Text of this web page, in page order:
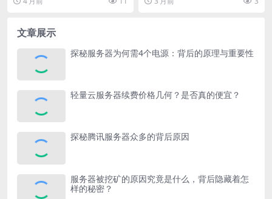
用服务器都是一个常见...
个人对于虚拟主机的需...
文章展示
探秘服务器为何需4个电源：背后的原理与重要性
轻量云服务器续费价格几何？是否真的便宜？
探秘腾讯服务器众多的背后原因
服务器被挖矿的原因究竟是什么，背后隐藏着怎
样的秘密？